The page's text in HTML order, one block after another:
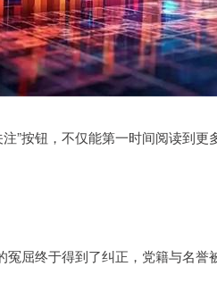
”按钮，不仅能第一时间阅读到
冤屈终于得到了纠正，党籍与名